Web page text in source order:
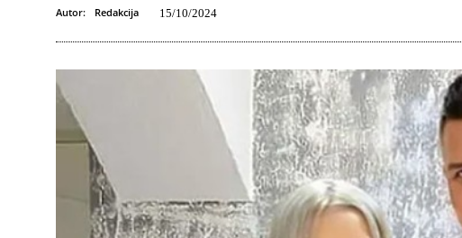
Autor: Redakcija 15/10/2024